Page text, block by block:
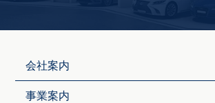
会社案内
事業案内